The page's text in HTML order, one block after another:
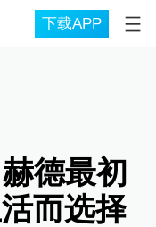
下载APP
德最初
而选择